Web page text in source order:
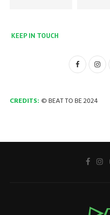
KEEP IN TOUCH
CREDITS: © BEAT TO BE 2024